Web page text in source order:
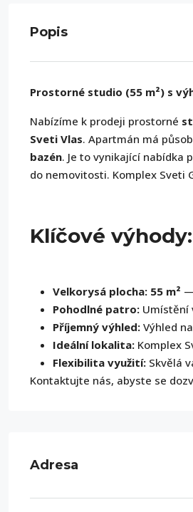
Popis
Prostorné studio (55 m²) s
Nabízíme k prodeji prostorné
Sveti Vlas. Apartmán má
bazén. Je to vynikající
do nemovitosti. Komplex Sveti
Klíčové výhody:
Velkorysá plocha: 55 m²
Pohodlné patro: Umístění
Příjemný výhled: Výhled na
Ideální lokalita: Komplex
Flexibilita využití: Skvělá
Kontaktujte nás, abyste se
Adresa